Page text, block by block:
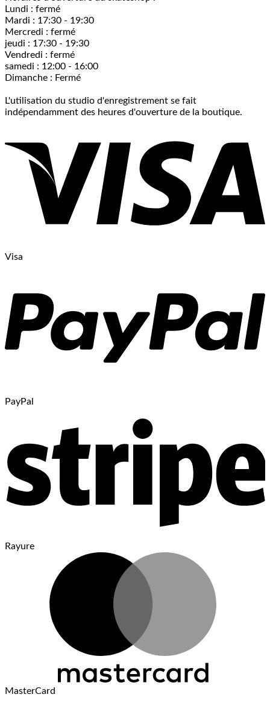
Lundi : fermé
Mardi : 17:30 - 19:30
Mercredi : fermé
jeudi : 17:30 - 19:30
Vendredi : fermé
samedi : 12:00 - 16:00
Dimanche : Fermé
L'utilisation du studio d'enregistrement se fait
indépendamment des heures d'ouverture de la boutique.
Visa
PayPal
Rayure
MasterCard